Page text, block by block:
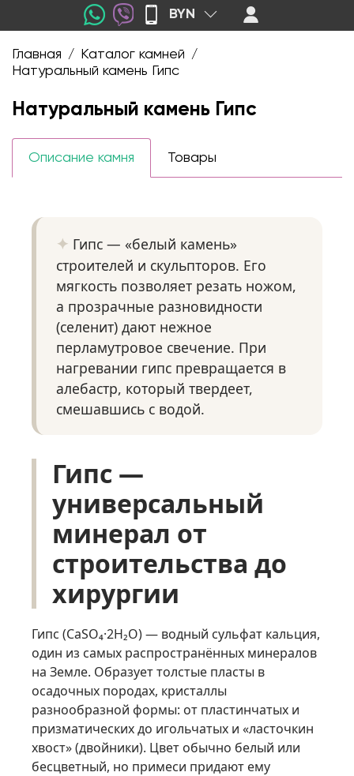
BYN
Главная / Каталог камней /
Натуральный камень Гипс
Натуральный камень Гипс
Описание камня Товары
Гипс — «белый камень»
строителей и скульпторов. Его
мягкость позволяет резать ножом,
а прозрачные разновидности
(селенит) дают нежное
перламутровое свечение. При
нагревании гипс превращается в
алебастр, который твердеет,
смешавшись с водой.
Гипс —
универсальный
минерал от
строительства до
хирургии
Гипс (CaSO₄·2H₂O) — водный сульфат кальция,
один из самых распространённых минералов
на Земле. Образует толстые пласты в
осадочных породах, кристаллы
разнообразной формы: от пластинчатых и
призматических до игольчатых и «ласточкин
хвост» (двойники). Цвет обычно белый или
бесцветный, но примеси придают ему